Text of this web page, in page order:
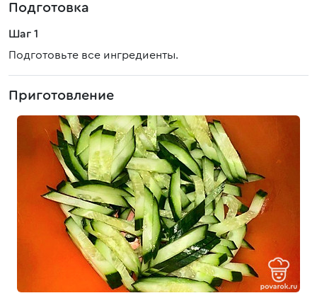
Подготовка
Шаг 1
Подготовьте все ингредиенты.
Приготовление